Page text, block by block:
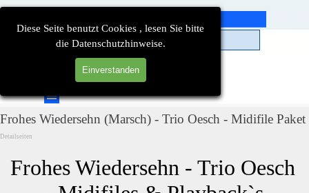
Diese Seite benutzt Cookies , lesen Sie bitte
die Datenschutzhinweise.
Einverstanden
Direkt zum Seiteninhalt
Menü überspringen
Frohes Wiedersehn (Marsch) - Trio Oesch - Midifile Paket
Detailseiten
Frohes Wiedersehn - Trio Oesch